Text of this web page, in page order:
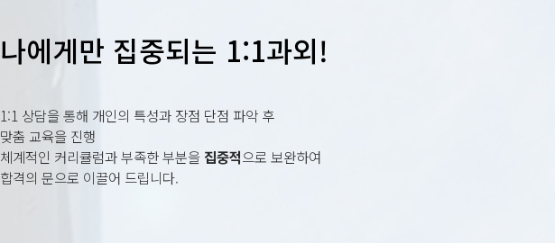
나에게만 집중되는 1:1과외!
1:1 상담을 통해 개인의 특성과 장점 단점 파악 후
맞춤 교육을 진행
체계적인 커리큘럼과 부족한 부분을 집중적으로 보완하여
합격의 문으로 이끌어 드립니다.